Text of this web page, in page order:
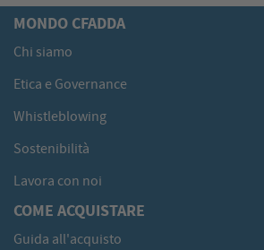
MONDO CFADDA
Chi siamo
Etica e Governance
Whistleblowing
Sostenibilità
Lavora con noi
COME ACQUISTARE
Guida all'acquisto